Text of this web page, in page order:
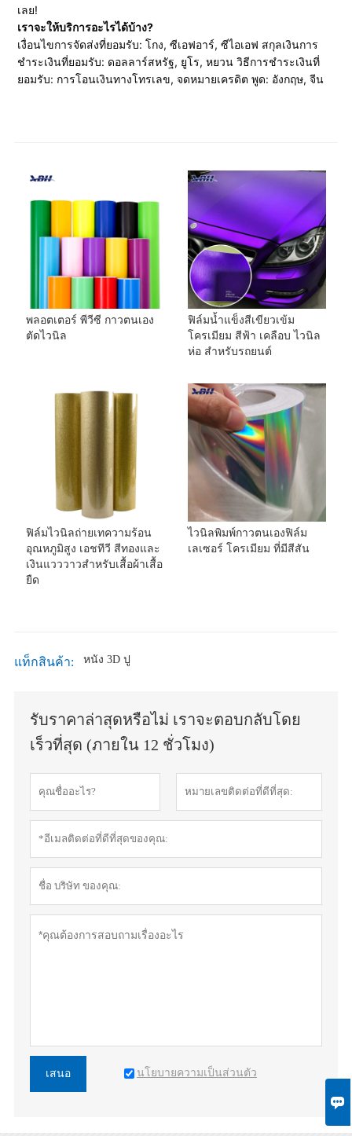

เลย!
เราจะให้บริการอะไรได้บ้าง?
เงื่อนไขการจัดส่งที่ยอมรับ: โกง, ซีเอฟอาร์, ซีไอเอฟ สกุลเงินการ
ชำระเงินที่ยอมรับ: ดอลลาร์สหรัฐ, ยูโร, หยวน วิธีการชำระเงินที่
ยอมรับ: การโอนเงินทางโทรเลข, จดหมายเครดิต พูด: อังกฤษ, จีน
พลอตเตอร์ พีวีซี กาวตนเอง
ตัดไวนิล
ฟิล์มน้ำแข็งสีเขียวเข้ม
โครเมียม สีฟ้า เคลือบ ไวนิล
ห่อ สำหรับรถยนต์
ฟิล์มไวนิลถ่ายเทความร้อน
อุณหภูมิสูง เอชทีวี สีทองและ
เงินแวววาวสำหรับเสื้อผ้าเสื้อ
ยืด
ไวนิลพิมพ์กาวตนเองฟิล์ม
เลเซอร์ โครเมียม ที่มีสีสัน
แท็กสินค้า: หนัง 3D ปู
รับราคาล่าสุดหรือไม่ เราจะตอบกลับโดย
เร็วที่สุด (ภายใน 12 ชั่วโมง)
เสนอ นโยบายความเป็นส่วนตัว